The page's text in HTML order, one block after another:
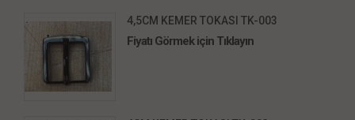
4,5CM KEMER TOKASI TK-003
Fiyatı Görmek için Tıklayın